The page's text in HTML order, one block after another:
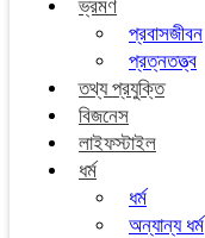
ভ্রমণ
প্রবাসজীবন
প্রত্নতত্ত্ব
তথ্য প্রযুক্তি
বিজনেস
লাইফস্টাইল
ধর্ম
ধর্ম
অন্যান্য ধর্ম